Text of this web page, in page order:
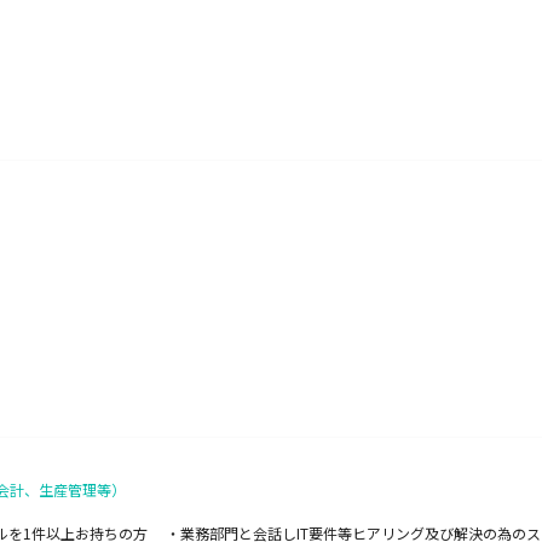
、生産管理等）
を1件以上お持ちの方 ・業務部門と会話しIT要件等ヒアリング及び解決の為